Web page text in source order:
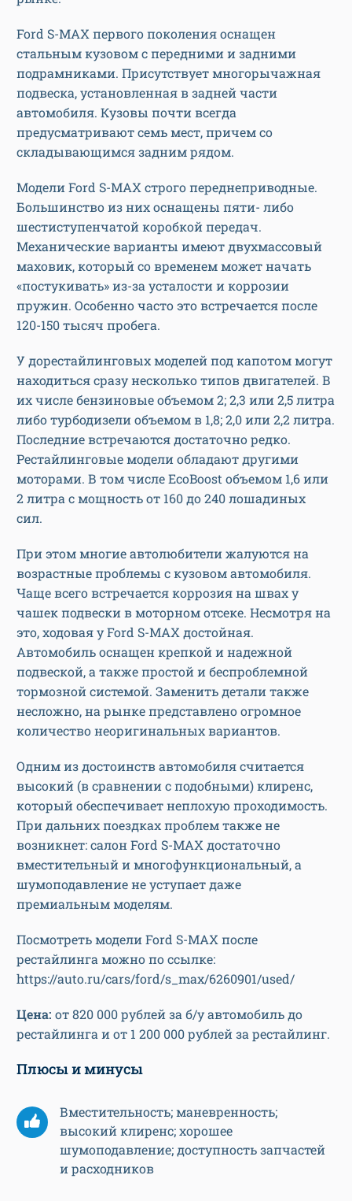
Ford S-MAX первого поколения оснащен
стальным кузовом с передними и задними
подрамниками. Присутствует многорычажная
подвеска, установленная в задней части
автомобиля. Кузовы почти всегда
предусматривают семь мест, причем со
складывающимся задним рядом.
Модели Ford S-MAX строго переднеприводные.
Большинство из них оснащены пяти- либо
шестиступенчатой коробкой передач.
Механические варианты имеют двухмассовый
маховик, который со временем может начать
«постукивать» из-за усталости и коррозии
пружин. Особенно часто это встречается после
120-150 тысяч пробега.
У дорестайлинговых моделей под капотом могут
находиться сразу несколько типов двигателей. В
их числе бензиновые объемом 2; 2,3 или 2,5 литра
либо турбодизели объемом в 1,8; 2,0 или 2,2 литра.
Последние встречаются достаточно редко.
Рестайлинговые модели обладают другими
моторами. В том числе EcoBoost объемом 1,6 или
2 литра с мощность от 160 до 240 лошадиных
сил.
При этом многие автолюбители жалуются на
возрастные проблемы с кузовом автомобиля.
Чаще всего встречается коррозия на швах у
чашек подвески в моторном отсеке. Несмотря на
это, ходовая у Ford S-MAX достойная.
Автомобиль оснащен крепкой и надежной
подвеской, а также простой и беспроблемной
тормозной системой. Заменить детали также
несложно, на рынке представлено огромное
количество неоригинальных вариантов.
Одним из достоинств автомобиля считается
высокий (в сравнении с подобными) клиренс,
который обеспечивает неплохую проходимость.
При дальних поездках проблем также не
возникнет: салон Ford S-MAX достаточно
вместительный и многофункциональный, а
шумоподавление не уступает даже
премиальным моделям.
Посмотреть модели Ford S-MAX после
рестайлинга можно по ссылке:
https://auto.ru/cars/ford/s_max/6260901/used/
Цена: от 820 000 рублей за б/у автомобиль до
рестайлинга и от 1 200 000 рублей за рестайлинг.
Плюсы и минусы
Вместительность; маневренность;
высокий клиренс; хорошее
шумоподавление; доступность запчастей
и расходников